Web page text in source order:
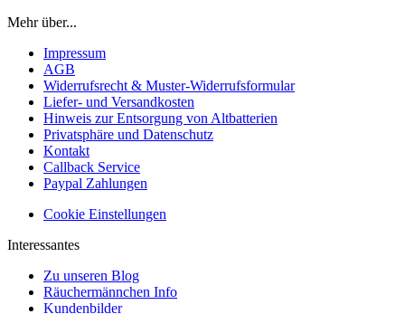
Mehr über...
Impressum
AGB
Widerrufsrecht & Muster-Widerrufsformular
Liefer- und Versandkosten
Hinweis zur Entsorgung von Altbatterien
Privatsphäre und Datenschutz
Kontakt
Callback Service
Paypal Zahlungen
Cookie Einstellungen
Interessantes
Zu unseren Blog
Räuchermännchen Info
Kundenbilder